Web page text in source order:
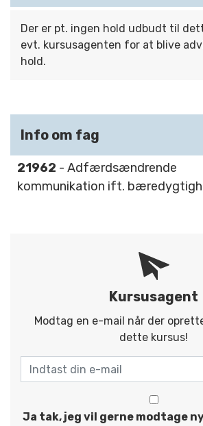
Der er pt. ingen hold udbudt til
evt. kursusagenten for at blive
hold.
Info om fag
21962 - Adfærdsændrende
kommunikation ift.
Kursusagent
Modtag en e-mail når der
dette kursus!
Ja tak, jeg vil gerne modtage